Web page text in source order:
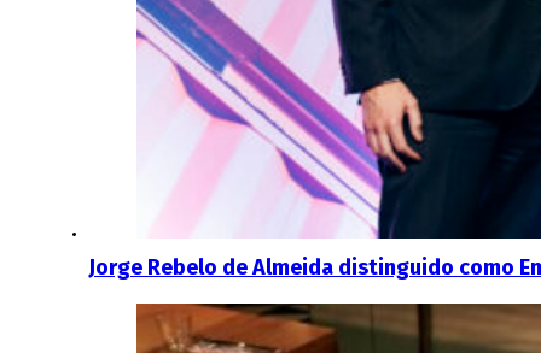
Jorge Rebelo de Almeida distinguido como